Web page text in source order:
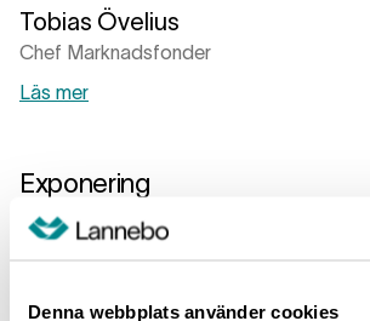
Denna webbplats använder cookies
Tobias Övelius
Chef Marknadsfonder
Läs mer
Exponering
Största länder Största brancher